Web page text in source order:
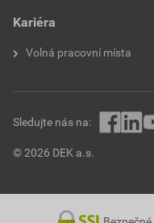
Kariéra
Volná pracovní místa
© 2026 DEK a.s.
Sledujte nás na: